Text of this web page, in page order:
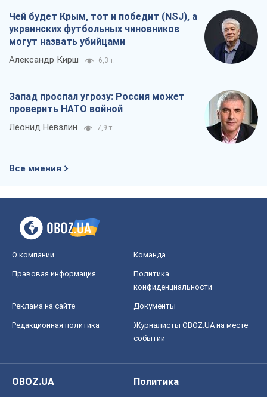
Чей будет Крым, тот и победит (NSJ), а
украинских футбольных чиновников
могут назвать убийцами
Александр Кирш 6,3 т.
Запад проспал угрозу: Россия может
проверить НАТО войной
Леонид Невзлин 7,9 т.
Все мнения
О компании Команда
Правовая информация
Политика
конфиденциальности
Реклама на сайте Документы
Редакционная политика
Журналисты OBOZ.UA на месте
событий
OBOZ.UA
Политика